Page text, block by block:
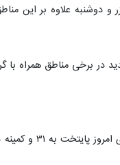
دوشنبه علاوه بر این
در برخی مناطق همراه